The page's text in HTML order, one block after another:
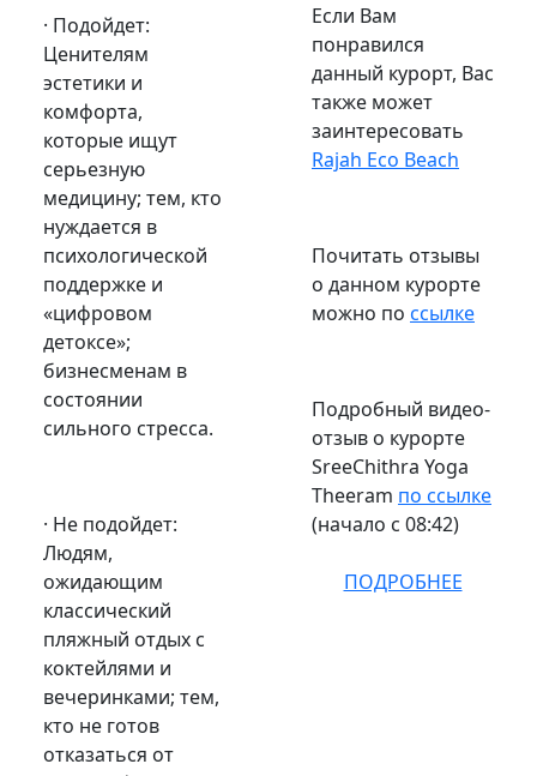
· Подойдет:
Ценителям
эстетики и
комфорта,
которые ищут
серьезную
медицину; тем, кто
нуждается в
психологической
поддержке и
«цифровом
детоксе»;
бизнесменам в
состоянии
сильного стресса.
· Не подойдет:
Людям,
ожидающим
классический
пляжный отдых с
коктейлями и
вечеринками; тем,
кто не готов
отказаться от
Если Вам
понравился
данный курорт, Вас
также может
заинтересовать
Rajah Eco Beach
Почитать отзывы
о данном курорте
можно по ссылке
Подробный видео-
отзыв о курорте
SreeChithra Yoga
Theeram по ссылке
(начало с 08:42)
ПОДРОБНЕЕ